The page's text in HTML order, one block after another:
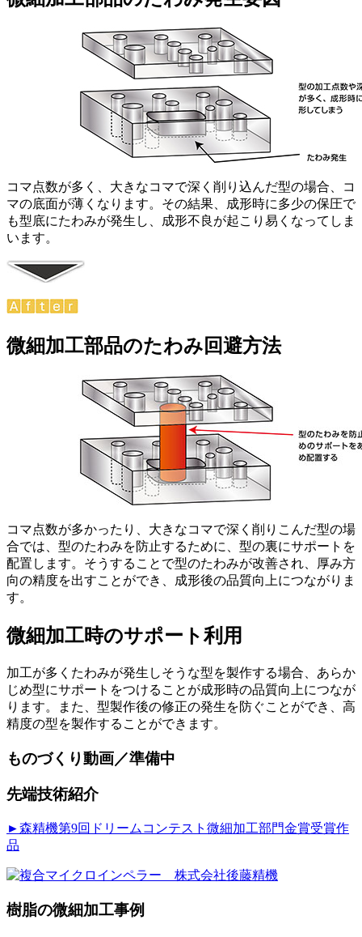
コマ点数が多く、大きなコマで深く削り込んだ型の場合、コ
マの底面が薄くなります。その結果、成形時に多少の保圧で
も型底にたわみが発生し、成形不良が起こり易くなってしま
います。
微細加工部品のたわみ回避方法
コマ点数が多かったり、大きなコマで深く削りこんだ型の場
合では、型のたわみを防止するために、型の裏にサポートを
配置します。そうすることで型のたわみが改善され、厚み方
向の精度を出すことができ、成形後の品質向上につながりま
す。
微細加工時のサポート利用
加工が多くたわみが発生しそうな型を製作する場合、あらか
じめ型にサポートをつけることが成形時の品質向上につなが
ります。また、型製作後の修正の発生を防ぐことができ、高
精度の型を製作することができます。
ものづくり動画／準備中
先端技術紹介
►森精機第9回ドリームコンテスト微細加工部門金賞受賞作
品
樹脂の微細加工事例